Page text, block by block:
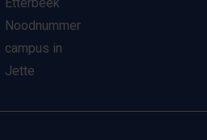
Noodnummer
campus in
Jette